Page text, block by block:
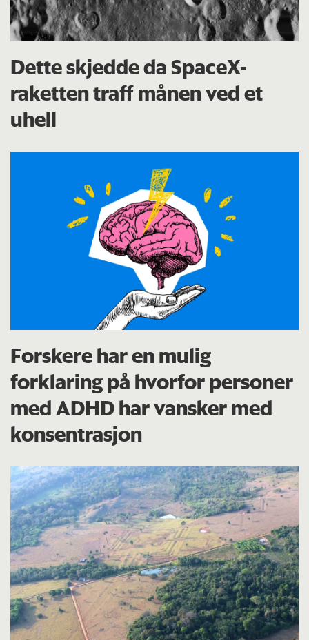
Dette skjedde da SpaceX-
raketten traff månen ved et
uhell
Forskere har en mulig
forklaring på hvorfor personer
med ADHD har vansker med
konsentrasjon